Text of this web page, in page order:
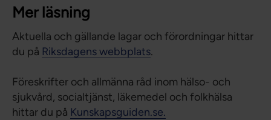
Mer läsning
Aktuella och gällande lagar och förordningar hittar
du på Riksdagens webbplats.
Föreskrifter och allmänna råd inom hälso- och
sjukvård, socialtjänst, läkemedel och folkhälsa
hittar du på Kunskapsguiden.se.